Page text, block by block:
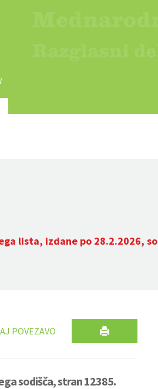
lista, izdane po 28.2.2026, so
POVEZAVO
sodišča, stran 12385.